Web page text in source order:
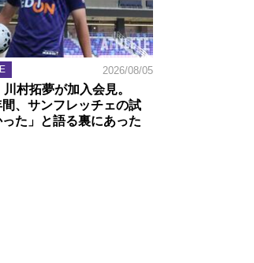
2026/08/05
川村拓夢が加入会見。
間、サンフレッチェの試
た」と語る裏にあった